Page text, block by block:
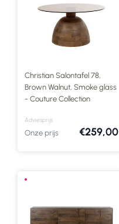
Christian Salontafel 78,
Brown Walnut, Smoke glass
- Couture Collection
Adviesprijs
Onze prijs €259,00